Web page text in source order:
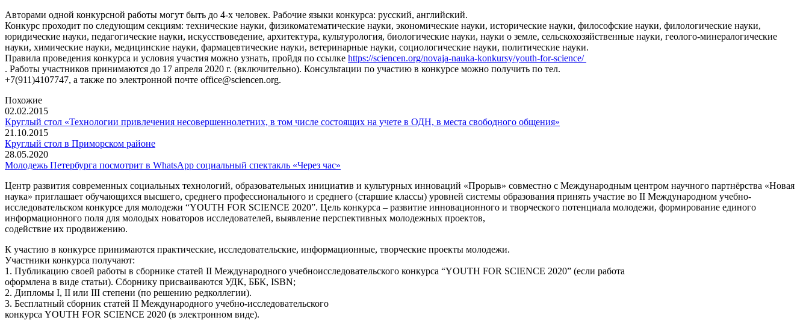
Авторами одной конкурсной работы могут быть до 4-х человек. Рабочие языки конкурса: русский, английский.
Конкурс проходит по следующим секциям: технические науки, физикоматематические науки, экономические науки, исторические науки, философские науки, филологические науки,
юридические науки, педагогические науки, искусствоведение, архитектура, культурология, биологические науки, науки о земле, сельскохозяйственные науки, геолого-минералогические
науки, химические науки, медицинские науки, фармацевтические науки, ветеринарные науки, социологические науки, политические науки.
Правила проведения конкурса и условия участия можно узнать, пройдя по ссылке https://sciencen.org/novaja-nauka-konkursy/youth-for-science/
. Работы участников принимаются до 17 апреля 2020 г. (включительно). Консультации по участию в конкурсе можно получить по тел.
+7(911)4107747, а также по электронной почте office@sciencen.org.
Похожие
02.02.2015
Круглый стол «Технологии привлечения несовершеннолетних, в том числе состоящих на учете в ОДН, в места свободного общения»
21.10.2015
Круглый стол в Приморском районе
28.05.2020
Молодежь Петербурга посмотрит в WhatsApp социальный спектакль «Через час»
Центр развития современных социальных технологий, образовательных инициатив и культурных инноваций «Прорыв» совместно с Международным центром научного партнёрства «Новая
наука» приглашает обучающихся высшего, среднего профессионального и среднего (старшие классы) уровней системы образования принять участие во II Международном учебно-
исследовательском конкурсе для молодежи “YOUTH FOR SCIENCE 2020”. Цель конкурса – развитие инновационного и творческого потенциала молодежи, формирование единого
информационного поля для молодых новаторов исследователей, выявление перспективных молодежных проектов,
содействие их продвижению.
К участию в конкурсе принимаются практические, исследовательские, информационные, творческие проекты молодежи.
Участники конкурса получают:
1. Публикацию своей работы в сборнике статей II Международного учебноисследовательского конкурса “YOUTH FOR SCIENCE 2020” (если работа
оформлена в виде статьи). Сборнику присваиваются УДК, ББК, ISBN;
2. Дипломы I, II или III степени (по решению редколлегии).
3. Бесплатный сборник статей II Международного учебно-исследовательского
конкурса YOUTH FOR SCIENCE 2020 (в электронном виде).